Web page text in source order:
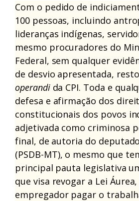
Com o pedido de
100 pessoas, incluindo
lideranças indígenas,
mesmo procuradores do
Federal, sem qualquer
de desvio apresentada,
operandida CPI. Toda e
defesa e afirmação dos
constitucionais dos povos
adjetivada como criminosa
final, de autoria do
(PSDB-MT), o mesmo que
principal pauta legislativa
que visa revogar a Lei
empregador pagar o